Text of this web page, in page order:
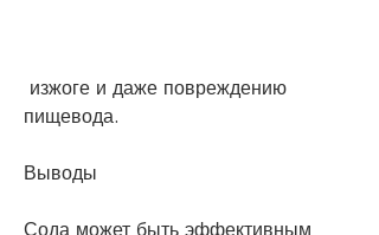
пищевода.
Выводы
Сода может быть эффективным